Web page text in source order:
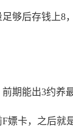
够后存钱上8
期能出3约养
嫖卡，之后就